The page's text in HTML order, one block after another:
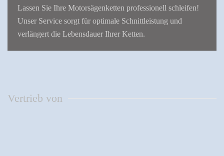
Lassen Sie Ihre Motorsägenketten professionell schleifen!
Unser Service sorgt für optimale Schnittleistung und
verlängert die Lebensdauer Ihrer Ketten.
Vertrieb von